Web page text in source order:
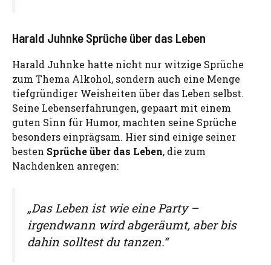
Harald Juhnke Sprüche über das Leben
Harald Juhnke hatte nicht nur witzige Sprüche
zum Thema Alkohol, sondern auch eine Menge
tiefgründiger Weisheiten über das Leben selbst.
Seine Lebenserfahrungen, gepaart mit einem
guten Sinn für Humor, machten seine Sprüche
besonders einprägsam. Hier sind einige seiner
besten Sprüche über das Leben, die zum
Nachdenken anregen:
„Das Leben ist wie eine Party –
irgendwann wird abgeräumt, aber bis
dahin solltest du tanzen.“